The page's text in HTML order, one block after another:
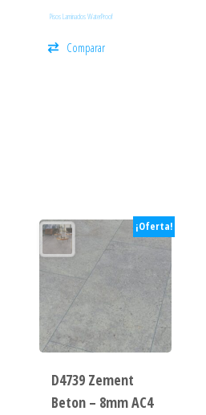
Pisos Laminados WaterProof
Comparar
¡Oferta!
D4739 Zement
Beton – 8mm AC4